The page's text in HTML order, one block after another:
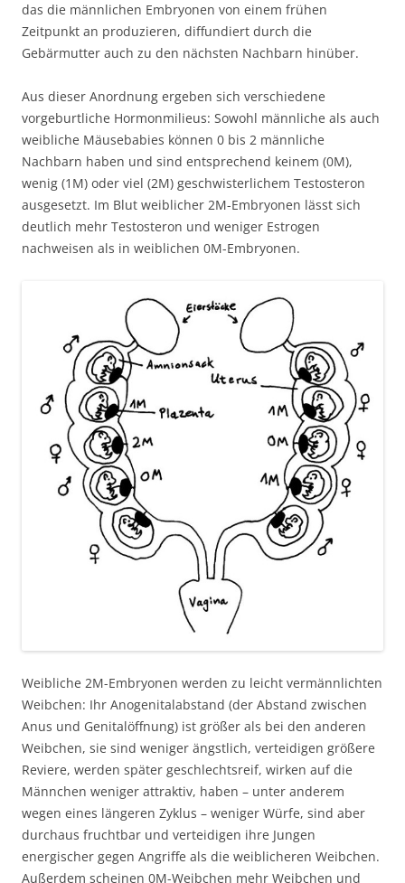
das die männlichen Embryonen von einem frühen
Zeitpunkt an produzieren, diffundiert durch die
Gebärmutter auch zu den nächsten Nachbarn hinüber.
Aus dieser Anordnung ergeben sich verschiedene
vorgeburtliche Hormonmilieus: Sowohl männliche als auch
weibliche Mäusebabies können 0 bis 2 männliche
Nachbarn haben und sind entsprechend keinem (0M),
wenig (1M) oder viel (2M) geschwisterlichem Testosteron
ausgesetzt. Im Blut weiblicher 2M-Embryonen lässt sich
deutlich mehr Testosteron und weniger Estrogen
nachweisen als in weiblichen 0M-Embryonen.
Weibliche 2M-Embryonen werden zu leicht vermännlichten
Weibchen: Ihr Anogenitalabstand (der Abstand zwischen
Anus und Genitalöffnung) ist größer als bei den anderen
Weibchen, sie sind weniger ängstlich, verteidigen größere
Reviere, werden später geschlechtsreif, wirken auf die
Männchen weniger attraktiv, haben – unter anderem
wegen eines längeren Zyklus – weniger Würfe, sind aber
durchaus fruchtbar und verteidigen ihre Jungen
energischer gegen Angriffe als die weiblicheren Weibchen.
Außerdem scheinen 0M-Weibchen mehr Weibchen und